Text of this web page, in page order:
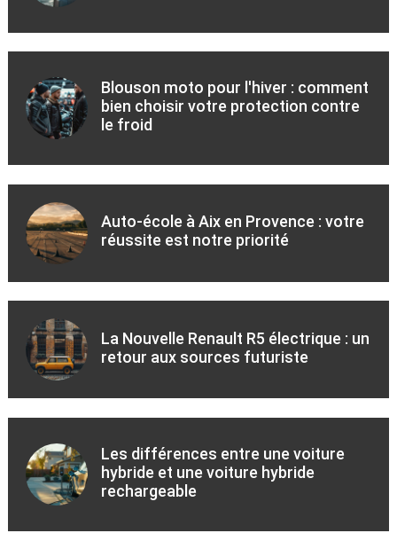
Blouson moto pour l'hiver : comment
bien choisir votre protection contre
le froid
Auto-école à Aix en Provence : votre
réussite est notre priorité
La Nouvelle Renault R5 électrique : un
retour aux sources futuriste
Les différences entre une voiture
hybride et une voiture hybride
rechargeable